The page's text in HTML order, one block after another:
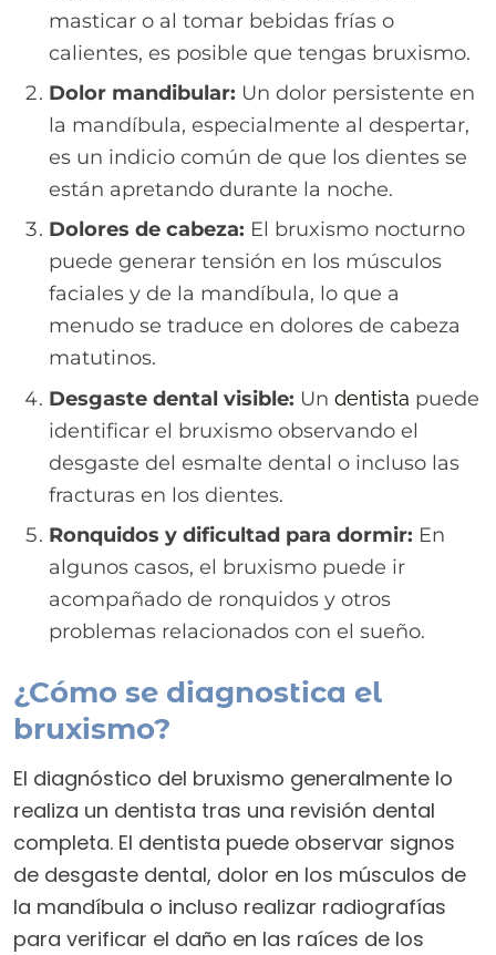
masticar o al tomar bebidas frías o
calientes, es posible que tengas bruxismo.
Dolor mandibular: Un dolor persistente en
la mandíbula, especialmente al despertar,
es un indicio común de que los dientes se
están apretando durante la noche.
Dolores de cabeza: El bruxismo nocturno
puede generar tensión en los músculos
faciales y de la mandíbula, lo que a
menudo se traduce en dolores de cabeza
matutinos.
Desgaste dental visible: Un dentista puede
identificar el bruxismo observando el
desgaste del esmalte dental o incluso las
fracturas en los dientes.
Ronquidos y dificultad para dormir: En
algunos casos, el bruxismo puede ir
acompañado de ronquidos y otros
problemas relacionados con el sueño.
¿Cómo se diagnostica el
bruxismo?
El diagnóstico del bruxismo generalmente lo
realiza un dentista tras una revisión dental
completa. El dentista puede observar signos
de desgaste dental, dolor en los músculos de
la mandíbula o incluso realizar radiografías
para verificar el daño en las raíces de los